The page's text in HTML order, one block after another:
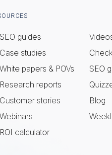
SEO guides
Case studies
White papers & POVs
Research reports
Customer stories
Webinars
ROI calculator
SEO
Blog